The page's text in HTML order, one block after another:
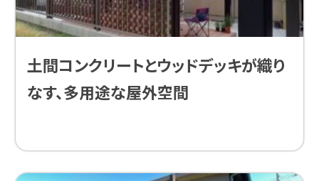
土間コンクリートとウッドデッキが織り
なす、多用途な屋外空間